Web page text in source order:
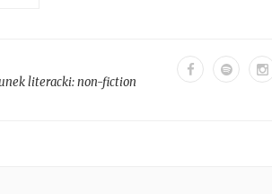
literacki:non-fiction